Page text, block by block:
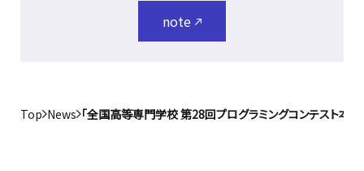
note
Top News 「全国高等専門学校 第28回プログラミングコンテスト本選